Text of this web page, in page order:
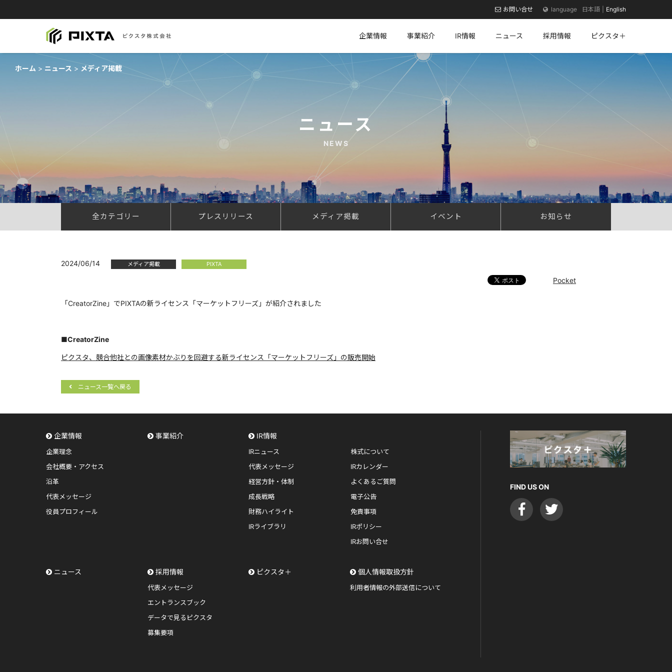
企業情報 事業紹介 IR情報 ニュース 採用情報 ピクスタ＋
お問い合せ 日本語 English
ホーム ニュース メディア掲載
ニュース
NEWS
全カテゴリー プレスリリース メディア掲載 イベント お知らせ
2024/06/14 メディア掲載 PIXTA
Pocket
「CreatorZine」でPIXTAの新ライセンス「マーケットフリーズ」が紹介されました
■CreatorZine
ピクスタ、競合他社との画像素材かぶりを回避する新ライセンス「マーケットフリーズ」の販売開始
ニュース一覧へ戻る
企業情報
企業理念
会社概要・アクセス
沿革
代表メッセージ
役員プロフィール
事業紹介 IR情報
IRニュース
代表メッセージ
経営方針・体制
成長戦略
財務ハイライト
IRライブラリ
株式について
IRカレンダー
よくあるご質問
電子公告
免責事項
IRポリシー
IRお問い合せ
ニュース 採用情報
代表メッセージ
エントランスブック
データで見るピクスタ
募集要項
ピクスタ＋ 個人情報取扱方針
利用者情報の外部送信について
FIND US ON